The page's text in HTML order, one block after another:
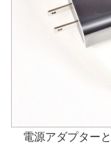
電源アダプター